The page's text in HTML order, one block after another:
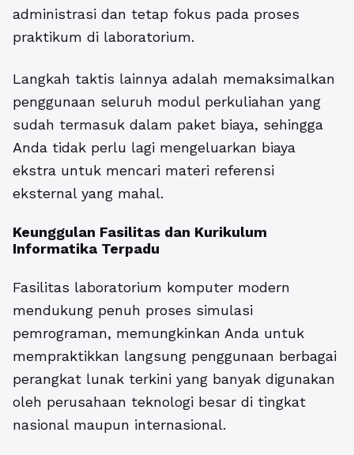
administrasi dan tetap fokus pada proses
praktikum di laboratorium.
Langkah taktis lainnya adalah memaksimalkan
penggunaan seluruh modul perkuliahan yang
sudah termasuk dalam paket biaya, sehingga
Anda tidak perlu lagi mengeluarkan biaya
ekstra untuk mencari materi referensi
eksternal yang mahal.
Keunggulan Fasilitas dan Kurikulum
Informatika Terpadu
Fasilitas laboratorium komputer modern
mendukung penuh proses simulasi
pemrograman, memungkinkan Anda untuk
mempraktikkan langsung penggunaan berbagai
perangkat lunak terkini yang banyak digunakan
oleh perusahaan teknologi besar di tingkat
nasional maupun internasional.